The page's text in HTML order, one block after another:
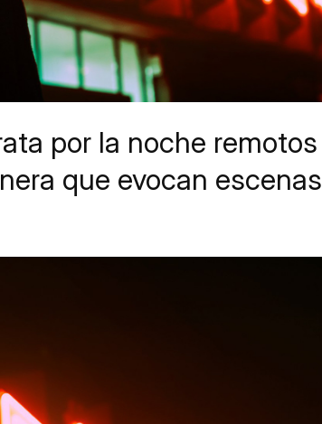
por la noche remotos
que evocan escenas